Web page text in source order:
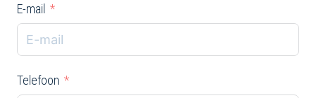
E-mail
Telefoon